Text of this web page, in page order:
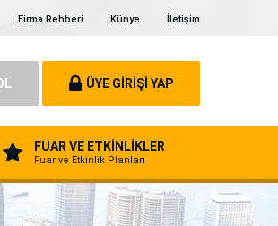
Firma Rehberi Künye İletişim
ÜYE GİRİŞİ YAP
FUAR VE ETKİNLİKLER
Fuar ve Etkinlik Planları